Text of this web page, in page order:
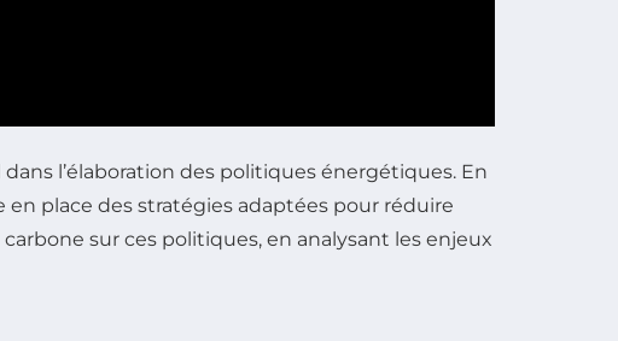
l’élaboration des politiques énergétiques. En
place des stratégies adaptées pour réduire
sur ces politiques, en analysant les enjeux